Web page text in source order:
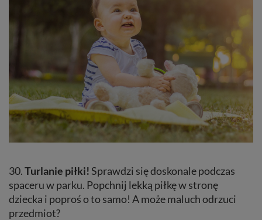
30.Turlanie piłki!Sprawdzi się doskonale podczas
spaceru w parku. Popchnij lekką piłkę w stronę
dziecka i poproś o to samo! A może maluch odrzuci
przedmiot?